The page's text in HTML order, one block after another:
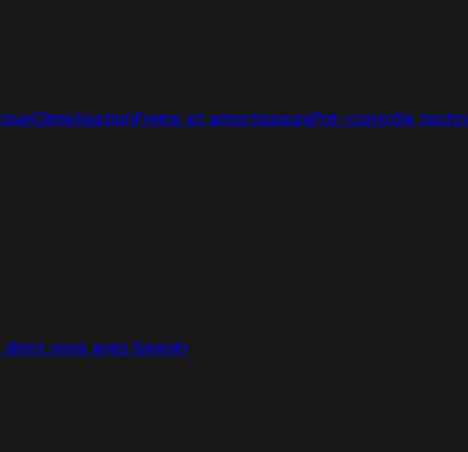
ClimatisationFreins et amortisseursPré-contrôle
dont vous avez besoin